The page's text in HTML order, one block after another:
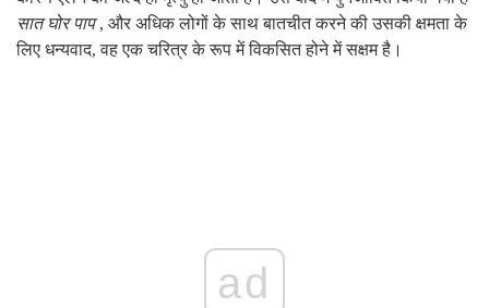
सात घोर पाप, और अधिक लोगों के साथ बातचीत करने की उसकी क्षमता के
लिए धन्यवाद, वह एक चरित्र के रूप में विकसित होने में सक्षम है।
ad